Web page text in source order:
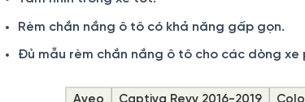
Rèm chắn nắng ô tô có khả năng gấp gọn.
Đủ mẫu rèm chắn nắng ô tô cho các dòng
Aveo Captiva Revv 2016-2019